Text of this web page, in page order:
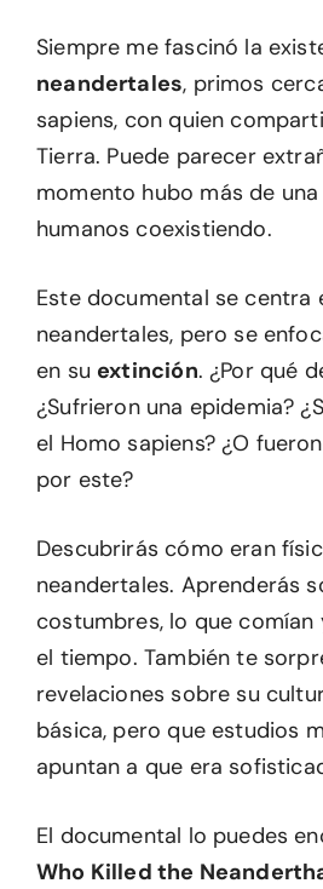
Siempre me fascinó la
neandertales, primos
sapiens, con quien
Tierra. Puede parecer
momento hubo más de
humanos coexistiendo.
Este documental se centra
neandertales, pero se
en su extinción. ¿Por qué
¿Sufrieron una epidemia?
el Homo sapiens? ¿O
por este?
Descubrirás cómo eran
neandertales. Aprenderás
costumbres, lo que
el tiempo. También te
revelaciones sobre su
básica, pero que estudios
apuntan a que era
El documental lo puedes
Who Killed the